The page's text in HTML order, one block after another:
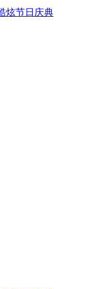
炫节日庆典